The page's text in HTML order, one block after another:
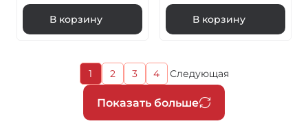
В корзину В корзину
Нумерация
страниц
Показать больше
Текущая
страница
1
Страница
2
Страница
3
Страница
4
Следующая
страница
Следующая